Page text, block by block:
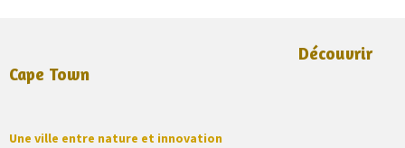
Découvrir
Cape Town
Une ville entre nature et innovation